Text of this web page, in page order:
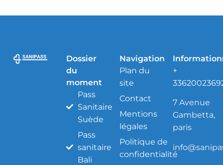
Dossier
du
moment
Pass
Sanitaire
Suède
Pass
sanitaire
Bali
Navigation
Plan du
site
Contact
Mentions
légales
Politique de
confidentialité
+
7 Avenue
Gambetta,
paris